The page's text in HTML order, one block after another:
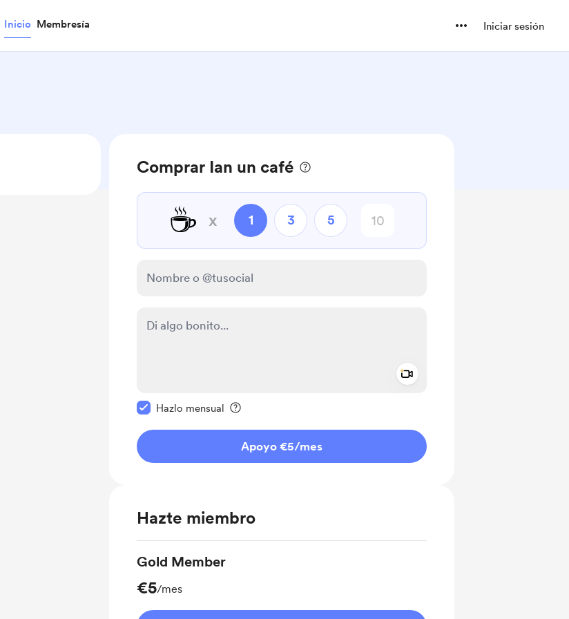
Inicio Membresía Iniciar sesión
Comprar Ian un café
☕ x 1 3 5
Hazlo mensual
Apoyo €5/mes
Hazte miembro
Gold Member
€5/mes